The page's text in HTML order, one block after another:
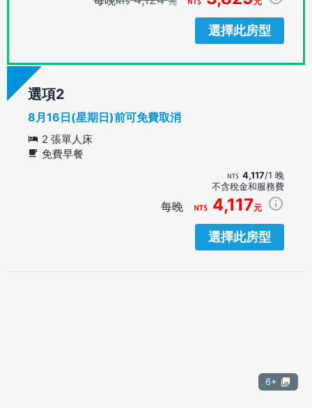
選擇此房型
選項
8月16日(星期日)前可免費取消
2 張單人床
免費早餐
4,117/1 晚
不含稅金和服務費
每晚 4,117元
選擇此房型
6+